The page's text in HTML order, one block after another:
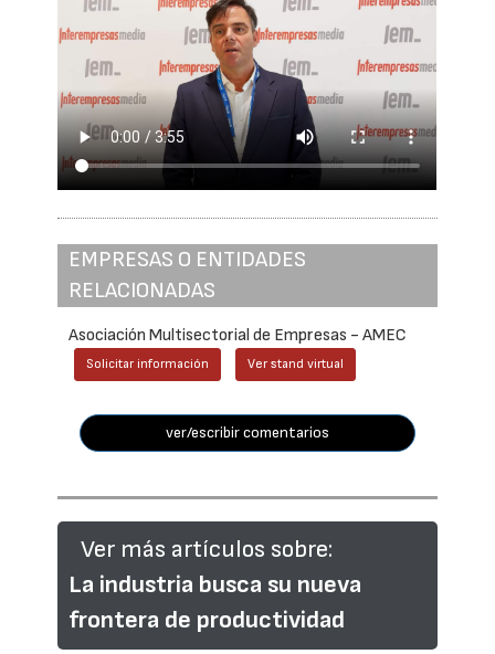
EMPRESAS O ENTIDADES
RELACIONADAS
Asociación Multisectorial de Empresas - AMEC
Solicitar información Ver stand virtual
ver/escribir comentarios
Ver más artículos sobre:
La industria busca su nueva
frontera de productividad